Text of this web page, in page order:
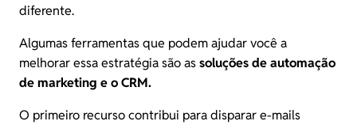
diferente.
Algumas ferramentas que podem ajudar você a
melhorar essa estratégia são assoluções de automação
de marketing e o CRM.
O primeiro recurso contribui para disparar e-mails